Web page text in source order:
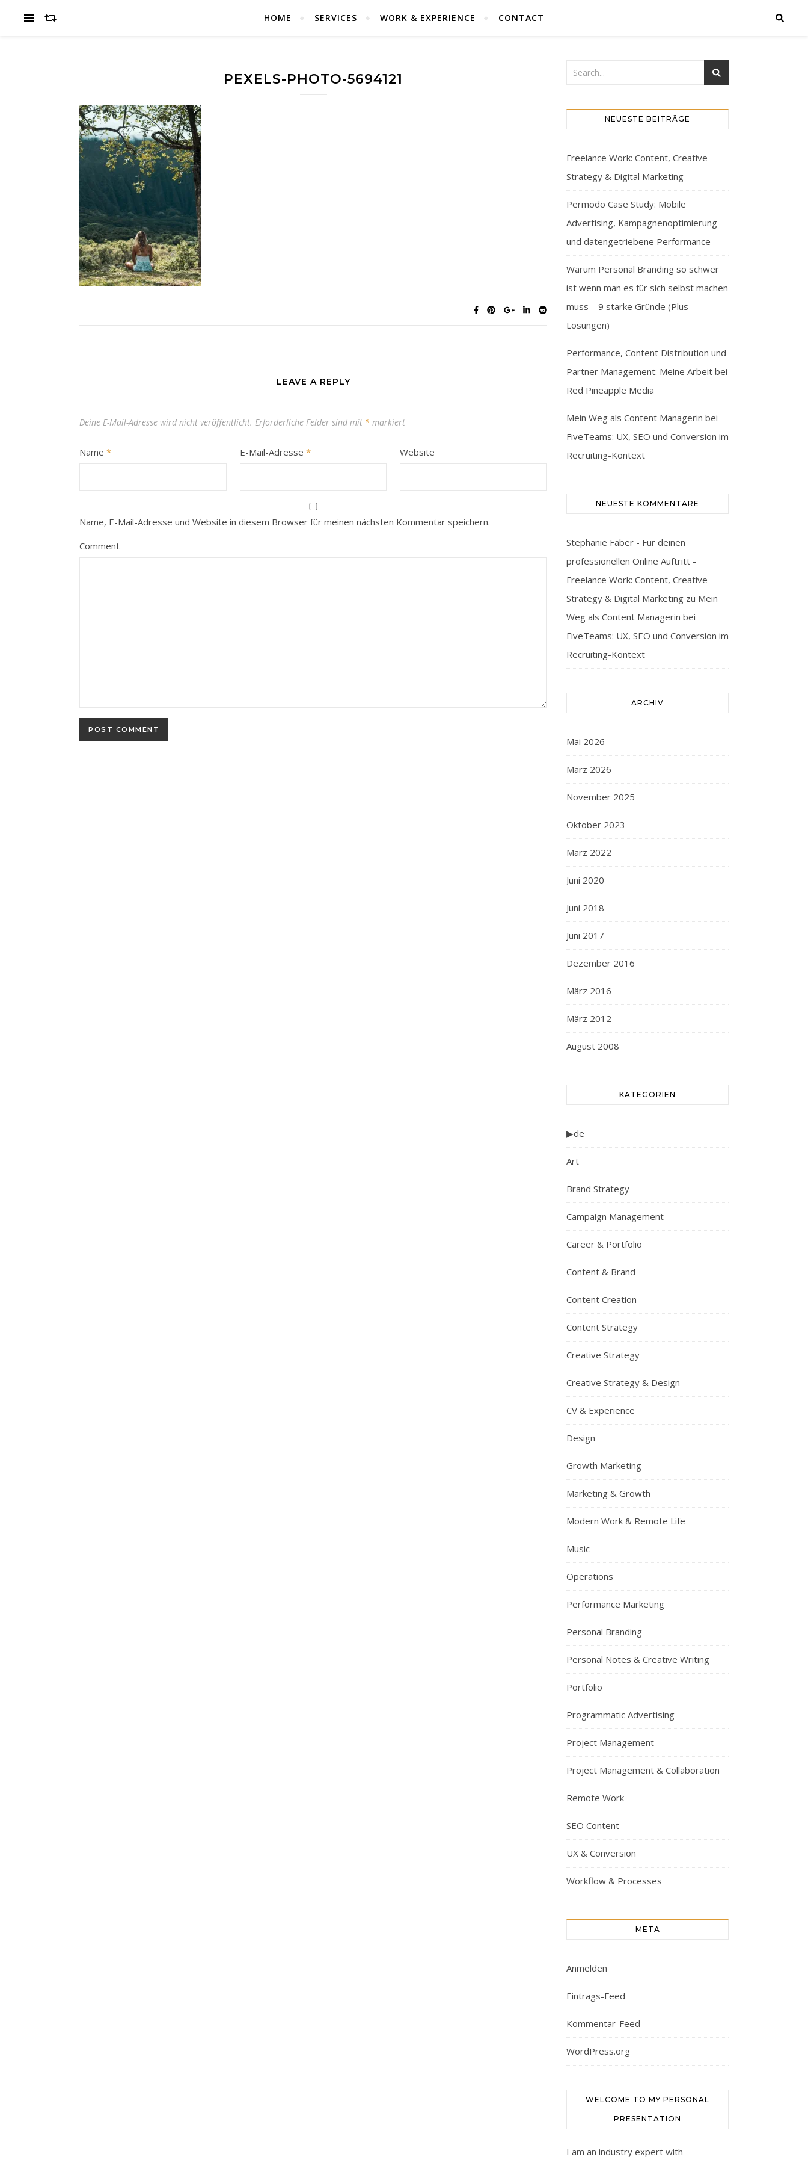
HOME SERVICES WORK & EXPERIENCE CONTACT
PEXELS-PHOTO-5694121
LEAVE A REPLY
Deine E-Mail-Adresse wird nicht veröffentlicht. Erforderliche Felder sind mit * markiert
Name * E-Mail-Adresse * Website
Name, E-Mail-Adresse und Website in diesem Browser für meinen nächsten Kommentar speichern.
Comment
NEUESTE BEITRÄGE
Freelance Work: Content, Creative
Strategy & Digital Marketing
Permodo Case Study: Mobile
Advertising, Kampagnenoptimierung
und datengetriebene Performance
Warum Personal Branding so schwer
ist wenn man es für sich selbst machen
muss – 9 starke Gründe (Plus
Lösungen)
Performance, Content Distribution und
Partner Management: Meine Arbeit bei
Red Pineapple Media
Mein Weg als Content Managerin bei
FiveTeams: UX, SEO und Conversion im
Recruiting-Kontext
NEUESTE KOMMENTARE
Stephanie Faber - Für deinen
professionellen Online Auftritt -
Freelance Work: Content, Creative
Strategy & Digital Marketing zu Mein
Weg als Content Managerin bei
FiveTeams: UX, SEO und Conversion im
Recruiting-Kontext
ARCHIV
Mai 2026
März 2026
November 2025
Oktober 2023
März 2022
Juni 2020
Juni 2018
Juni 2017
Dezember 2016
März 2016
März 2012
August 2008
KATEGORIEN
▶de
Art
Brand Strategy
Campaign Management
Career & Portfolio
Content & Brand
Content Creation
Content Strategy
Creative Strategy
Creative Strategy & Design
CV & Experience
Design
Growth Marketing
Marketing & Growth
Modern Work & Remote Life
Music
Operations
Performance Marketing
Personal Branding
Personal Notes & Creative Writing
Portfolio
Programmatic Advertising
Project Management
Project Management & Collaboration
Remote Work
SEO Content
UX & Conversion
Workflow & Processes
META
Anmelden
Eintrags-Feed
Kommentar-Feed
WordPress.org
WELCOME TO MY PERSONAL
PRESENTATION
I am an industry expert with